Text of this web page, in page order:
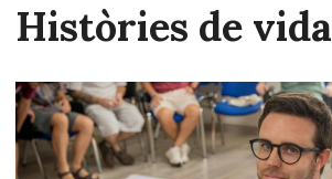
Històries de vida